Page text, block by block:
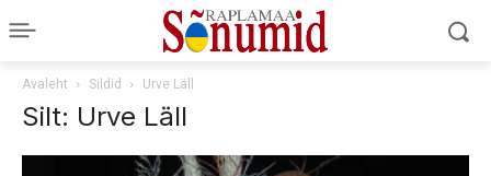
Avaleht Sildid Urve Läll
Silt: Urve Läll